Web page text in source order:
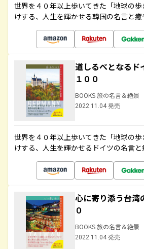
世界を４０年以上歩いてきた「地球の
けする、人生を輝かせる韓国の名言と
道しるべとなるド
１００
BOOKS 旅の名言＆絶景
2022.11.04 発売
世界を４０年以上歩いてきた「地球の
けする、人生を輝かせるドイツの名言
心に寄り添う台湾
０
BOOKS 旅の名言＆絶景
2022.11.04 発売